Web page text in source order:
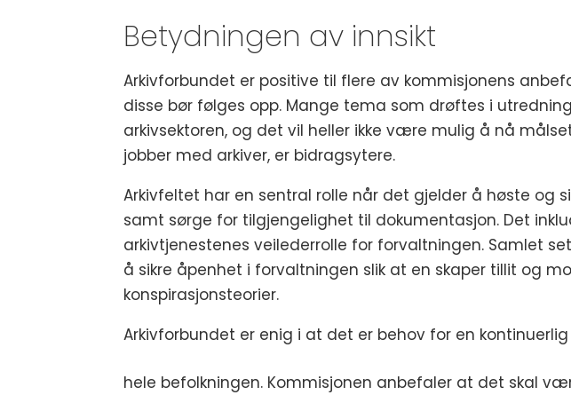
Betydningen av innsikt
Arkivforbundet er positive til flere av kommisjonens
disse bør følges opp. Mange tema som drøftes i
arkivsektoren, og det vil heller ikke være mulig å nå
jobber med arkiver, er bidragsytere.
Arkivfeltet har en sentral rolle når det gjelder å høste og
samt sørge for tilgjengelighet til dokumentasjon. Det
arkivtjenestenes veilederrolle for forvaltningen. Samlet
å sikre åpenhet i forvaltningen slik at en skaper tillit og
konspirasjonsteorier.
Arkivforbundet er enig i at det er behov for en
hele befolkningen. Kommisjonen anbefaler at det skal